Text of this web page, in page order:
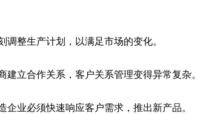
调整生产计划，以满足市场的变化。
建立合作关系，客户关系管理变得异常复杂
企业必须快速响应客户需求，推出新产品。